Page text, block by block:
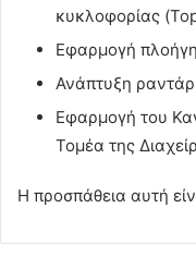
κυκλοφορίας
Εφαρμογή
Ανάπτυξη
Εφαρμογή του
Τομέα της
Η προσπάθεια αυτή